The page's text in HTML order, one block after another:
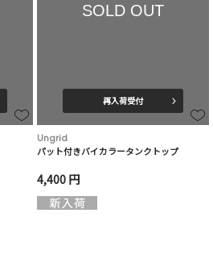
SOLD OUT
再入荷受付
Ungrid
パット付きバイカラータンクトップ
4,400 円